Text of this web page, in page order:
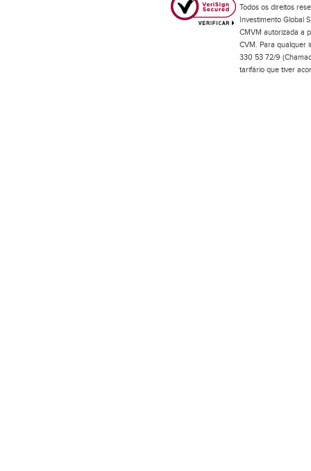
Todos os direitos
Investimento Global
CMVM autorizada a
CVM. Para qualquer
330 53 72/9
tarifário que tiver